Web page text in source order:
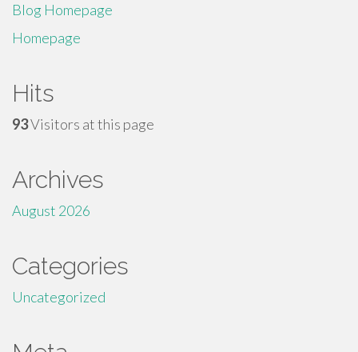
Blog Homepage
Homepage
Hits
93Visitors at this page
Archives
August 2026
Categories
Uncategorized